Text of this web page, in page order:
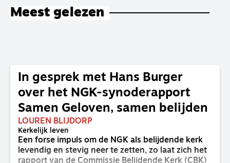
Meest gelezen
In gesprek met Hans Burger
over het NGK-synoderapport
Samen Geloven, samen belijden
LOUREN BLIJDORP
Kerkelijk leven
Een forse impuls om de NGK als belijdende kerk
levendig en stevig neer te zetten, zo laat zich het
rapport van de Commissie Belijdende Kerk (CBK)